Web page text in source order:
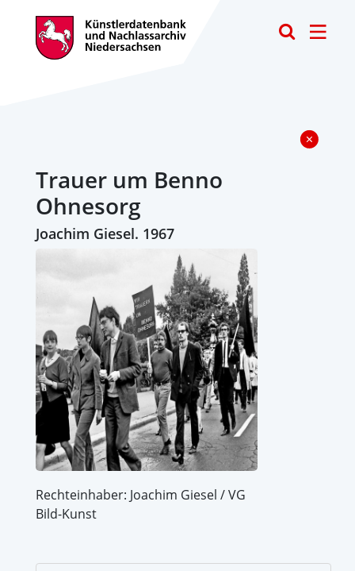
Trauer um Benno
Ohnesorg
Joachim Giesel. 1967
Rechteinhaber: Joachim Giesel / VG
Bild-Kunst